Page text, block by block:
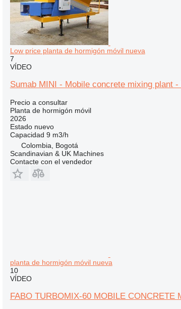
Low price planta de hormigón móvil nueva
7
VÍDEO
Sumab MINI - Mobile concrete mixing plant
Precio a consultar
Planta de hormigón móvil
2026
Estadonuevo
Capacidad 9 m3/h
Colombia, Bogotá
Scandinavian & UK Machines
Contacte con el vendedor
planta de hormigón móvil nueva
10
VÍDEO
FABO TURBOMIX-60 MOBILE CONCRETE